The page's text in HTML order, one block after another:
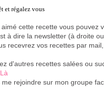
et régalez vous
aimé cette recette vous pouvez
à dire la newsletter (à droite
recevrez vos recettes par
d'autres recettes salées ou
Là
me rejoindre sur mon groupe